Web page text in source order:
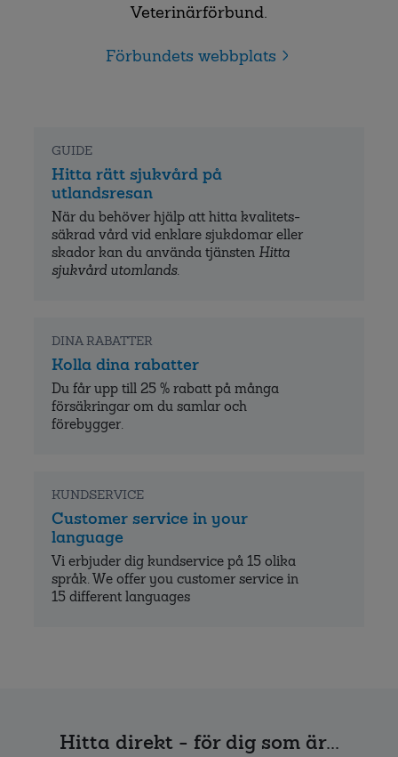
Veterinärförbund.
Förbundets webbplats
GUIDE
Hitta rätt sjukvård på
utlandsresan
När du behöver hjälp att hitta kvalitets­
säkrad vård vid enklare sjukdomar eller
skador kan du använda tjänsten Hitta
sjukvård utomlands.
DINA RABATTER
Kolla dina rabatter
Du får upp till 25 % rabatt på många
försäkringar om du samlar och
förebygger.
KUNDSERVICE
Customer service in your
language
Vi erbjuder dig kundservice på 15 olika
språk. We offer you customer service in
15 different languages
Hitta direkt - för dig som är...